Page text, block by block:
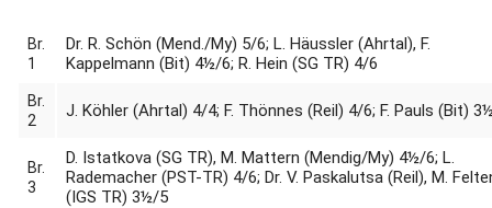
Br.
1
Dr. R. Schön (Mend./My) 5/6; L. Häussler (Ahrtal), F.
Kappelmann (Bit) 4½/6; R. Hein (SG TR) 4/6
Br.
2
J. Köhler (Ahrtal) 4/4; F. Thönnes (Reil) 4/6; F. Pauls (Bit)
Br.
3
D. Istatkova (SG TR), M. Mattern (Mendig/My) 4½/6; L.
Rademacher (PST-TR) 4/6; Dr. V. Paskalutsa (Reil), M.
(IGS TR) 3½/5